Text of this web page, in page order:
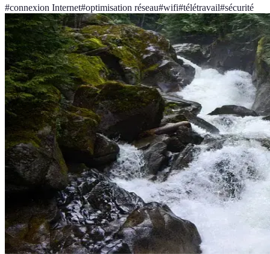
#connexion Internet#optimisation réseau#wifi#télétravail#sécurité